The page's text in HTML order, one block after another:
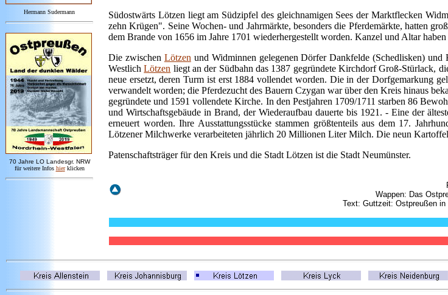
Hermann Sudermann
70 Jahre LO Landesgr. NRW
für weitere Infos hier klicken
Südostwärts Lötzen liegt am Südzipfel des gleichnamigen Sees der Marktflecken
zehn Krügen". Seine Wochen- und Jahrmärkte, besonders die Pferdemärkte, hatten
dem Brande von 1656 im Jahre 1701 wiederhergestellt worden. Kanzel und Altar
Die zwischen Lötzen und Widminnen gelegenen Dörfer Dankfelde (Schedlisken)
WestlichLötzen liegt an der Südbahn das 1387 gegründete Kirchdorf Groß-Stürlack,
neue ersetzt, deren Turm ist erst 1884 vollendet worden. Die in der Dorfgemarkung
verwandelt worden; die Pferdezucht des Bauern Czygan war über den Kreis hinaus
gegründete und 1591 vollendete Kirche. In den Pestjahren 1709/1711 starben 86
und Wirtschaftsgebäude in Brand, der Wiederaufbau dauerte bis 1921. - Eine der
erneuert worden. Ihre Ausstattungsstücke stammen größtenteils aus dem 17.
Lötzener Milchwerke verarbeiteten jährlich 20 Millionen Liter Milch. Die neun
Patenschaftsträger für den Kreis und die Stadt Lötzen ist die Stadt Neumünster.
Wappen: Das
Text: Guttzeit: Ostpreußen in